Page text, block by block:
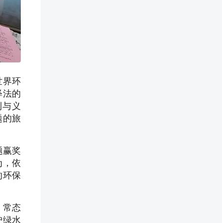
界环
法的
义
的旅
赢奖
，依
环保
常态
绿水